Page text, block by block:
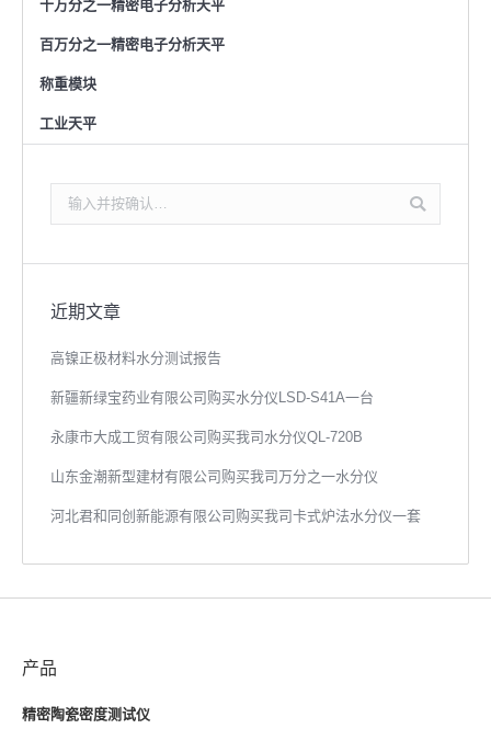
十万分之一精密电子分析天平
百万分之一精密电子分析天平
称重模块
工业天平
索：
近期文章
高镍正极材料水分测试报告
新疆新绿宝药业有限公司购买水分仪LSD-S41A一台
永康市大成工贸有限公司购买我司水分仪QL-720B
山东金潮新型建材有限公司购买我司万分之一水分仪
河北君和同创新能源有限公司购买我司卡式炉法水分仪一套
产品
精密陶瓷密度测试仪